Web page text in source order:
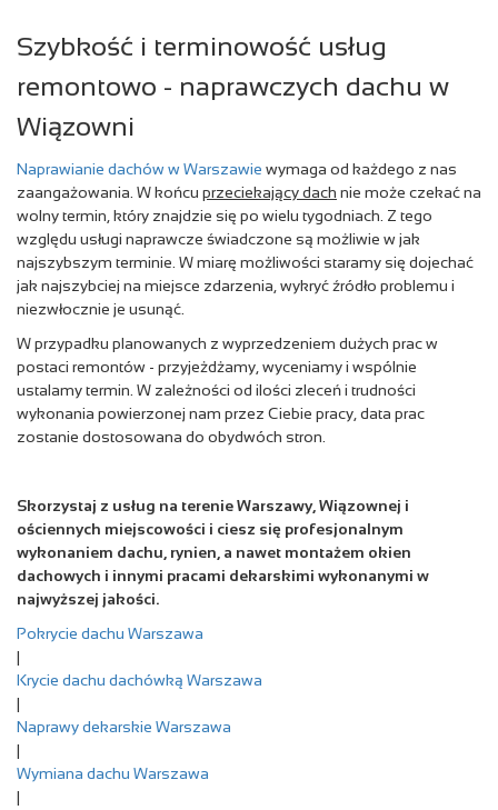
Szybkość i terminowość usług
remontowo - naprawczych dachu w
Wiązowni
Naprawianie dachów w Warszawie wymaga od każdego z nas
zaangażowania. W końcu przeciekający dach nie może czekać na
wolny termin, który znajdzie się po wielu tygodniach. Z tego
względu usługi naprawcze świadczone są możliwie w jak
najszybszym terminie. W miarę możliwości staramy się dojechać
jak najszybciej na miejsce zdarzenia, wykryć źródło problemu i
niezwłocznie je usunąć.
W przypadku planowanych z wyprzedzeniem dużych prac w
postaci remontów - przyjeżdżamy, wyceniamy i wspólnie
ustalamy termin. W zależności od ilości zleceń i trudności
wykonania powierzonej nam przez Ciebie pracy, data prac
zostanie dostosowana do obydwóch stron.
Skorzystaj z usług na terenie Warszawy, Wiązownej i
ościennych miejscowości i ciesz się profesjonalnym
wykonaniem dachu, rynien, a nawet montażem okien
dachowych i innymi pracami dekarskimi wykonanymi w
najwyższej jakości.
Pokrycie dachu Warszawa
|
Krycie dachu dachówką Warszawa
|
Naprawy dekarskie Warszawa
|
Wymiana dachu Warszawa
|